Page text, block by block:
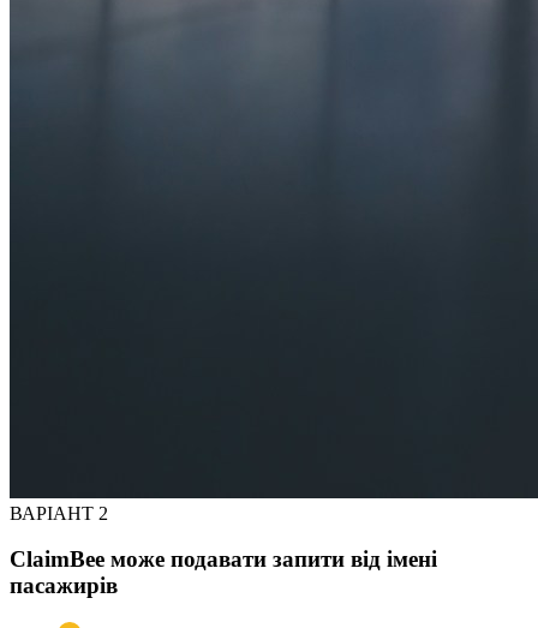
ВАРІАНТ 2
ClaimBee може подавати запити від імені
пасажирів